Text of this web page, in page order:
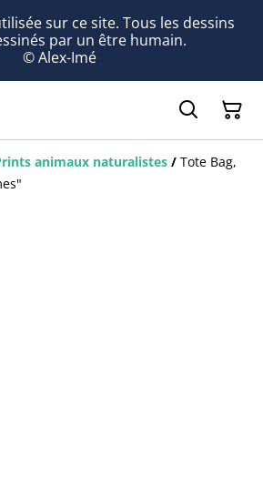
sur ce site. Tous les dessins
par un être humain.
© Alex-Imé
animaux naturalistes / Tote Bag,